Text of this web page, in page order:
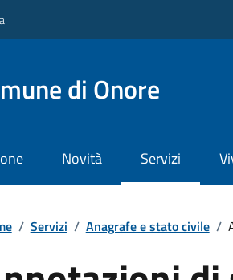
di Onore
Novità Servizi
/ Servizi / Anagrafe e stato civile /